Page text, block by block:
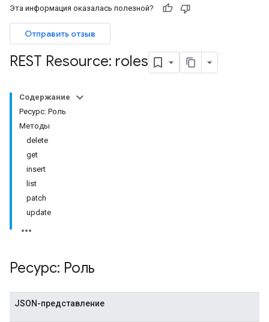
Эта информация оказалась полезной?
Отправить отзыв
REST Resource: roles
Содержание
Ресурс: Роль
Методы
delete
get
insert
list
patch
update
Ресурс: Роль
JSON-представление